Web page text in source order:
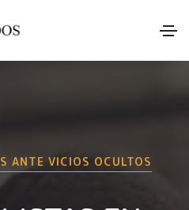
ANTE VICIOS OCULTOS